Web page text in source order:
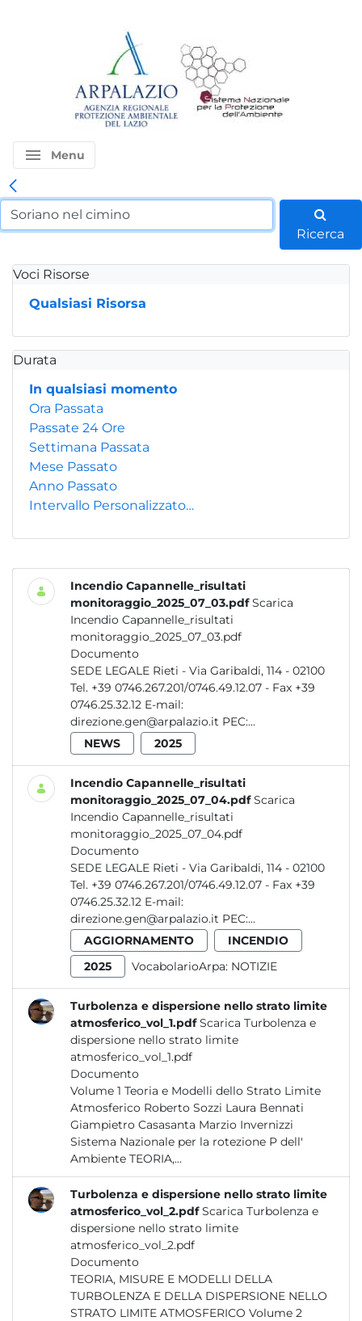
menu Menu
Ricerca
Voci Risorse
Qualsiasi Risorsa
Durata
In qualsiasi momento
Ora Passata
Passate 24 Ore
Settimana Passata
Mese Passato
Anno Passato
Intervallo Personalizzato…
Incendio Capannelle_risultati
monitoraggio_2025_07_03.pdf Scarica
Incendio Capannelle_risultati
monitoraggio_2025_07_03.pdf
Documento
SEDE LEGALE Rieti - Via Garibaldi, 114 - 02100
Tel. +39 0746.267.201/0746.49.12.07 - Fax +39
0746.25.32.12 E-mail:
direzione.gen@arpalazio.it PEC:...
NEWS
2025
Incendio Capannelle_risultati
monitoraggio_2025_07_04.pdf Scarica
Incendio Capannelle_risultati
monitoraggio_2025_07_04.pdf
Documento
SEDE LEGALE Rieti - Via Garibaldi, 114 - 02100
Tel. +39 0746.267.201/0746.49.12.07 - Fax +39
0746.25.32.12 E-mail:
direzione.gen@arpalazio.it PEC:...
AGGIORNAMENTO
INCENDIO
2025
VocabolarioArpa: NOTIZIE
Turbolenza e dispersione nello strato limite
atmosferico_vol_1.pdf Scarica Turbolenza e
dispersione nello strato limite
atmosferico_vol_1.pdf
Documento
Volume 1 Teoria e Modelli dello Strato Limite
Atmosferico Roberto Sozzi Laura Bennati
Giampietro Casasanta Marzio Invernizzi
Sistema Nazionale per la rotezione P dell'
Ambiente TEORIA,...
Turbolenza e dispersione nello strato limite
atmosferico_vol_2.pdf Scarica Turbolenza e
dispersione nello strato limite
atmosferico_vol_2.pdf
Documento
TEORIA, MISURE E MODELLI DELLA
TURBOLENZA E DELLA DISPERSIONE NELLO
STRATO LIMITE ATMOSFERICO Volume 2